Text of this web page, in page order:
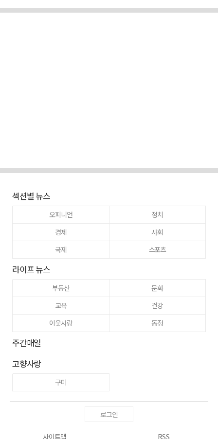
섹션별 뉴스
오피니언
정치
경제
사회
국제
스포츠
라이프 뉴스
부동산
문화
교육
건강
이웃사랑
동정
주간매일
고향사랑
구미
로그인
사이트맵 RSS